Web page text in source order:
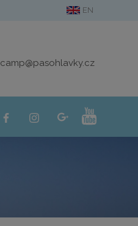
EN
camp@pasohlavky.cz